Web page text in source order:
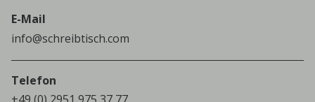
E-Mail
info@schreibtisch.com
Telefon